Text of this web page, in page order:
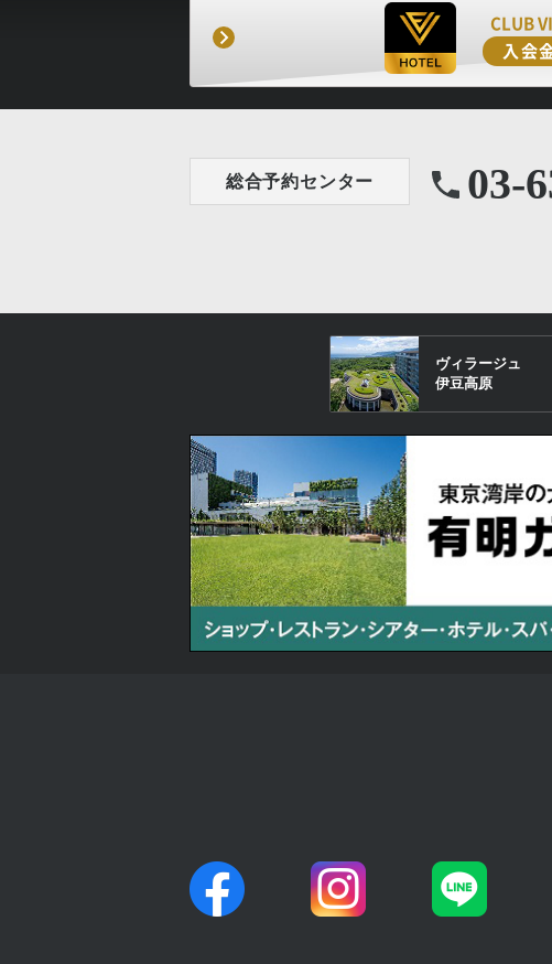
CLUB
入会
総合予約センター 03-
ヴィラージュ
伊豆高原